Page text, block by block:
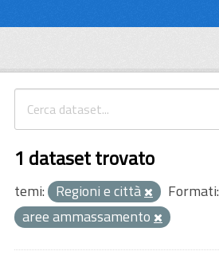
1 dataset trovato
temi: Regioni e città Formati:
aree ammassamento